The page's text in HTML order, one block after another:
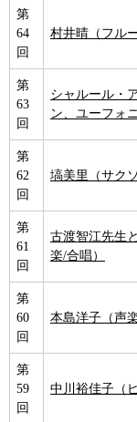
第
64
回
村井晴（フル
第
63
回
シャルール・
ン、ユーフォ
第
62
回
塙美里（サク
第
61
回
古渡智江先生
楽/合唱）
第
60
回
本島洋子（声
第
59
回
中川裕佳子（